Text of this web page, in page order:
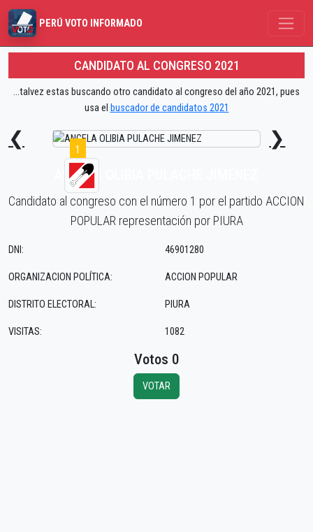
PERÚ VOTO INFORMADO
CANDIDATO AL CONGRESO 2021
...talvez estas buscando otro candidato al congreso del año 2021, pues
usa el buscador de candidatos 2021
❮ 1 ❯
ANGELA OLIBIA PULACHE JIMENEZ
Candidato al congreso con el número 1 por el partido ACCION
POPULAR representación por PIURA
DNI:
ORGANIZACION POLÍTICA:
DISTRITO ELECTORAL:
VISITAS:
46901280
ACCION POPULAR
PIURA
1082
Votos 0
VOTAR